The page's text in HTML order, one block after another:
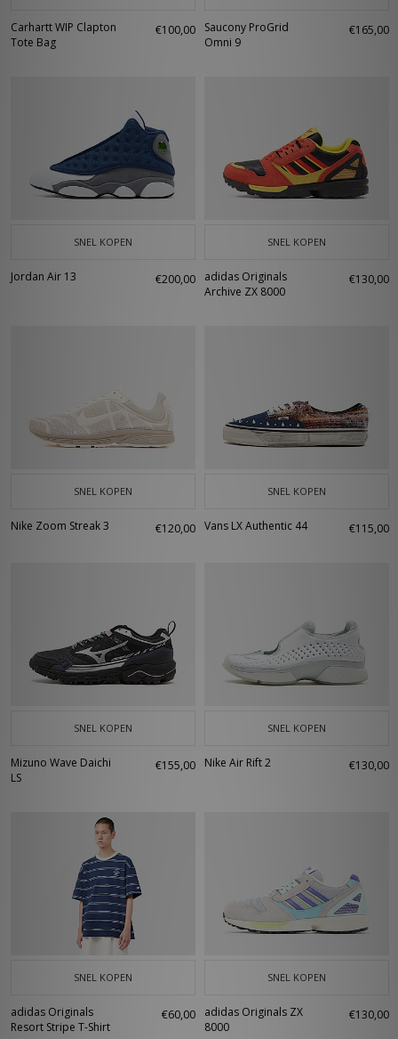
Carhartt WIP Clapton
Tote Bag
€100,00
Saucony ProGrid
Omni 9
€165,00
SNEL KOPEN
Jordan Air 13 €200,00
SNEL KOPEN
adidas Originals
Archive ZX 8000
€130,00
SNEL KOPEN
Nike Zoom Streak 3 €120,00
SNEL KOPEN
Vans LX Authentic 44 €115,00
SNEL KOPEN
Mizuno Wave Daichi
LS
€155,00
SNEL KOPEN
Nike Air Rift 2 €130,00
SNEL KOPEN
adidas Originals
Resort Stripe T-Shirt
€60,00
SNEL KOPEN
adidas Originals ZX
8000
€130,00